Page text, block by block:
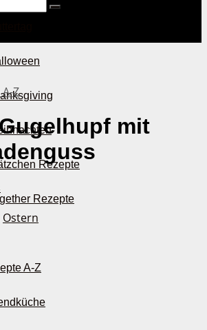
Rezepte
Rezepte
A-Z
Z
mit
Ostern